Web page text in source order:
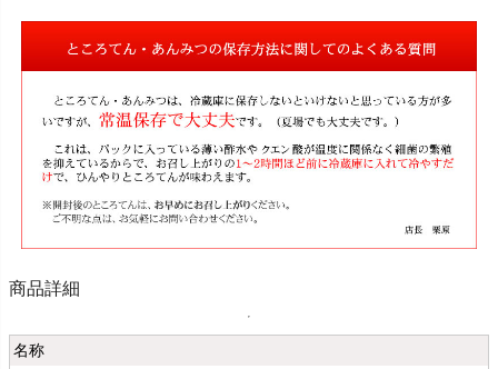
商品詳細
名称